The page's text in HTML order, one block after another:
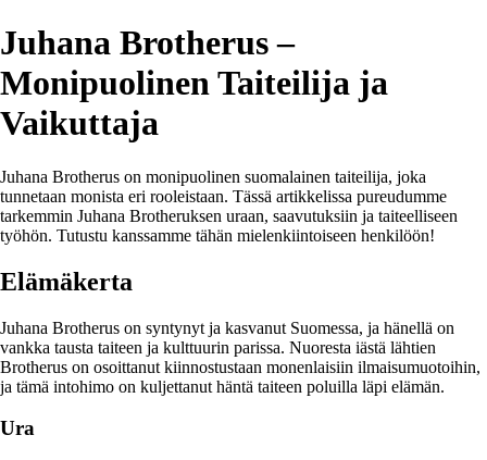
Juhana Brotherus –
Monipuolinen Taiteilija ja
Vaikuttaja
Juhana Brotherus on monipuolinen suomalainen taiteilija, joka
tunnetaan monista eri rooleistaan. Tässä artikkelissa pureudumme
tarkemmin Juhana Brotheruksen uraan, saavutuksiin ja taiteelliseen
työhön. Tutustu kanssamme tähän mielenkiintoiseen henkilöön!
Elämäkerta
Juhana Brotherus on syntynyt ja kasvanut Suomessa, ja hänellä on
vankka tausta taiteen ja kulttuurin parissa. Nuoresta iästä lähtien
Brotherus on osoittanut kiinnostustaan monenlaisiin ilmaisumuotoihin,
ja tämä intohimo on kuljettanut häntä taiteen poluilla läpi elämän.
Ura